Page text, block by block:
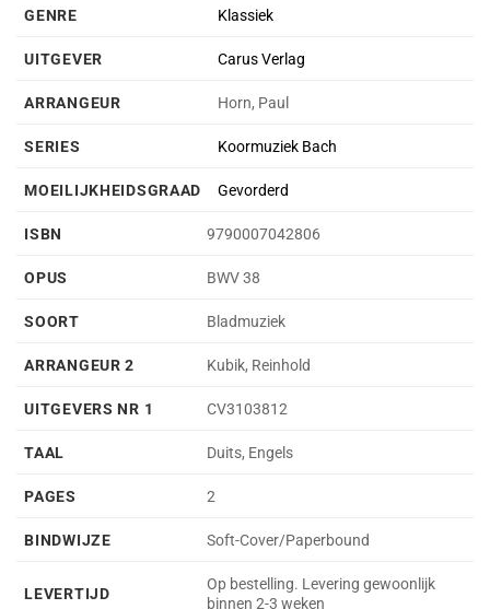
GENRE Klassiek
UITGEVER Carus Verlag
ARRANGEUR Horn, Paul
SERIES Koormuziek Bach
MOEILIJKHEIDSGRAAD Gevorderd
ISBN 9790007042806
OPUS BWV 38
SOORT Bladmuziek
ARRANGEUR 2 Kubik, Reinhold
UITGEVERS NR 1 CV3103812
TAAL Duits, Engels
PAGES 2
BINDWIJZE Soft-Cover/Paperbound
LEVERTIJD
Op bestelling. Levering gewoonlijk
binnen 2-3 weken